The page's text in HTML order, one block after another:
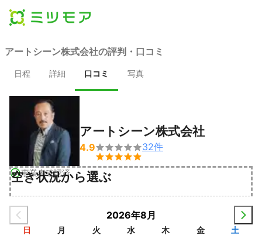
アートシーン株式会社の評判・口コミ
日程 詳細 口コミ 写真
事業者確認済
アートシーン株式会社
4.9

32件
空き状況から選ぶ
2026年8月
日 月 火 水 木 金 土